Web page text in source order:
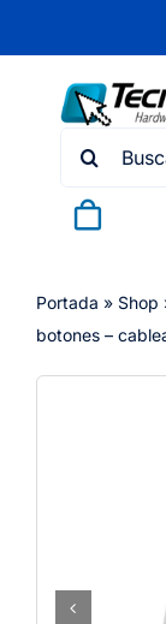
content
Search
Portada » Shop
botones –